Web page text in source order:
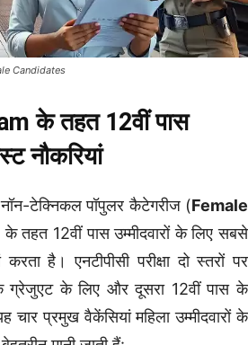
Candidates
के तहत 12वीं पास
नौकरियां
नॉन-टेक्निकल पॉपुलर कैटेगरीज (Female
के तहत 12वीं पास उम्मीदवारों के लिए सबसे
करता है। एनटीपीसी परीक्षा दो स्तरों पर
ग्रेजुएट के लिए और दूसरा 12वीं पास के
चार प्रमुख वैकेंसियां महिला उम्मीदवारों के